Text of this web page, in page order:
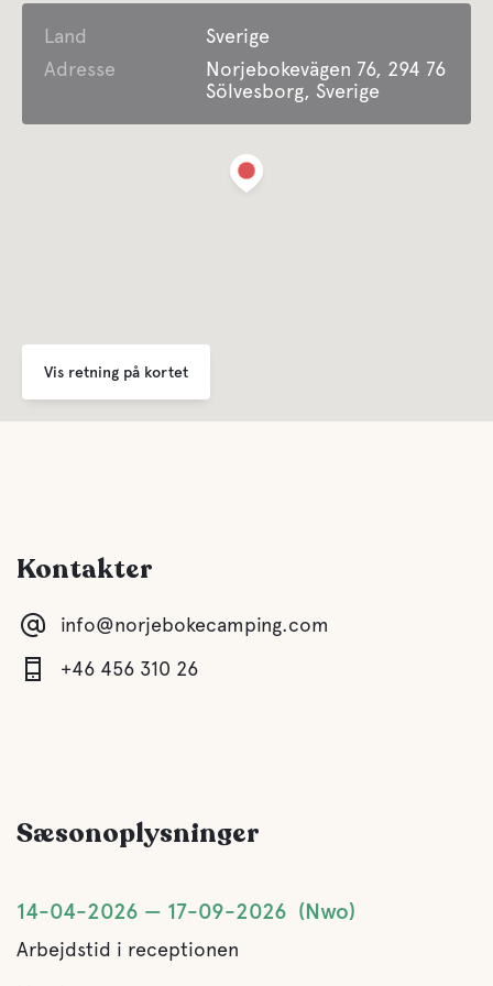
Tøjvask
Faciliteter for Disabled Guest
Vi har Kids Club 3-4 gange om ugen. Vandland offshore.
For børn
Legeplads
Spisestue
Lounge/TV-stue
Land
Sverige
Adresse
Norjebokevägen 76, 294 76
Sölvesborg, Sverige
Vis retning på kortet
Kontakter
info@norjebokecamping.com
+46 456 310 26
Sæsonoplysninger
14-04-2026 17-09-2026 Nwo
Arbejdstid i receptionen